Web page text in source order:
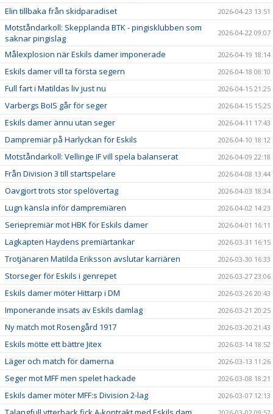
Elin tillbaka från skidparadiset 2026-04-23 13:51
Motståndarkoll: Skepplanda BTK - pingisklubben som
saknar pingislag
2026-04-22 09:07
Målexplosion när Eskils damer imponerade 2026-04-19 18:14
Eskils damer vill ta första segern 2026-04-18 08:10
Full fart i Matildas liv just nu 2026-04-15 21:25
Varbergs BoIS går för seger 2026-04-15 15:25
Eskils damer ännu utan seger 2026-04-11 17:43
Dampremiär på Harlyckan för Eskils 2026-04-10 18:12
Motståndarkoll: Vellinge IF vill spela balanserat 2026-04-09 22:18
Från Division 3 till startspelare 2026-04-08 13:44
Oavgjort trots stor spelövertag 2026-04-03 18:34
Lugn känsla inför dampremiären 2026-04-02 14:23
Seriepremiär mot HBK för Eskils damer 2026-04-01 16:11
Lagkapten Haydens premiärtankar 2026-03-31 16:15
Trotjänaren Matilda Eriksson avslutar karriären 2026-03-30 16:33
Storseger för Eskils i genrepet 2026-03-27 23:06
Eskils damer möter Hittarp i DM 2026-03-26 20:43
Imponerande insats av Eskils damlag 2026-03-21 20:25
Ny match mot Rosengård 1917 2026-03-20 21:43
Eskils mötte ett bättre Jitex 2026-03-14 18:52
Läger och match för damerna 2026-03-13 11:26
Seger mot MFF men spelet hackade 2026-03-08 18:21
Eskils damer möter MFF:s Division 2-lag 2026-03-07 12:13